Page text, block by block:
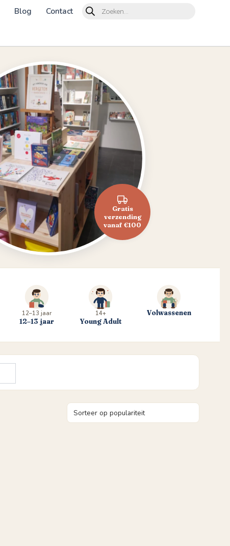
Blog Contact
Products
search
Gratis
verzending
vanaf €100
12–13 jaar
12–13 jaar
14+
Young Adult
Volwassenen